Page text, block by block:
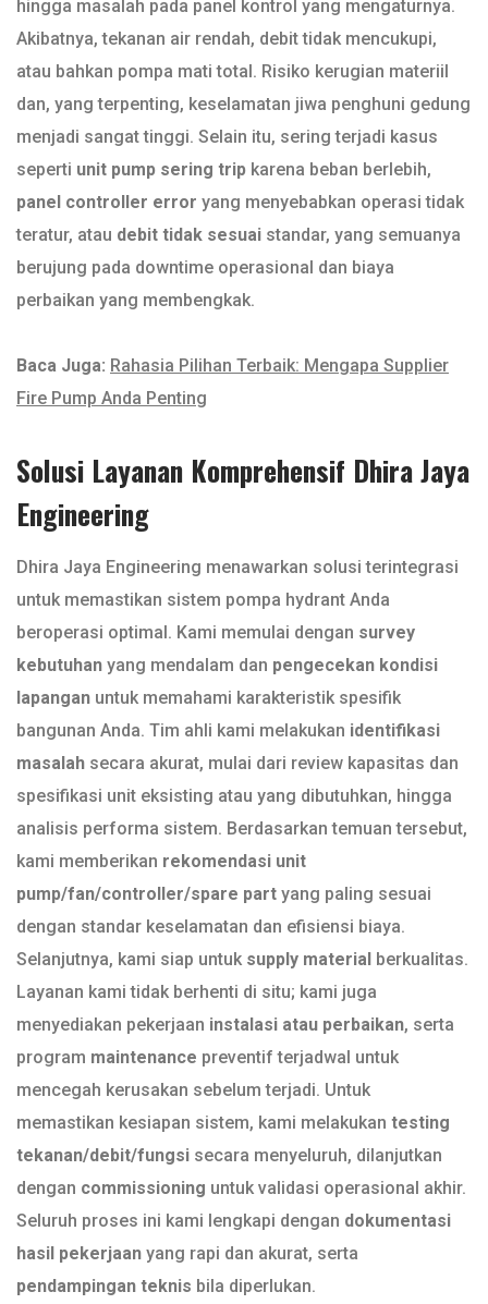
hingga masalah pada panel kontrol yang mengaturnya.
Akibatnya, tekanan air rendah, debit tidak mencukupi,
atau bahkan pompa mati total. Risiko kerugian materiil
dan, yang terpenting, keselamatan jiwa penghuni gedung
menjadi sangat tinggi. Selain itu, sering terjadi kasus
seperti unit pump sering trip karena beban berlebih,
panel controller error yang menyebabkan operasi tidak
teratur, atau debit tidak sesuai standar, yang semuanya
berujung pada downtime operasional dan biaya
perbaikan yang membengkak.
Baca Juga: Rahasia Pilihan Terbaik: Mengapa Supplier
Fire Pump Anda Penting
Solusi Layanan Komprehensif Dhira Jaya
Engineering
Dhira Jaya Engineering menawarkan solusi terintegrasi
untuk memastikan sistem pompa hydrant Anda
beroperasi optimal. Kami memulai dengan survey
kebutuhan yang mendalam dan pengecekan kondisi
lapangan untuk memahami karakteristik spesifik
bangunan Anda. Tim ahli kami melakukan identifikasi
masalah secara akurat, mulai dari review kapasitas dan
spesifikasi unit eksisting atau yang dibutuhkan, hingga
analisis performa sistem. Berdasarkan temuan tersebut,
kami memberikan rekomendasi unit
pump/fan/controller/spare part yang paling sesuai
dengan standar keselamatan dan efisiensi biaya.
Selanjutnya, kami siap untuk supply material berkualitas.
Layanan kami tidak berhenti di situ; kami juga
menyediakan pekerjaan instalasi atau perbaikan, serta
program maintenance preventif terjadwal untuk
mencegah kerusakan sebelum terjadi. Untuk
memastikan kesiapan sistem, kami melakukan testing
tekanan/debit/fungsi secara menyeluruh, dilanjutkan
dengan commissioning untuk validasi operasional akhir.
Seluruh proses ini kami lengkapi dengan dokumentasi
hasil pekerjaan yang rapi dan akurat, serta
pendampingan teknis bila diperlukan.